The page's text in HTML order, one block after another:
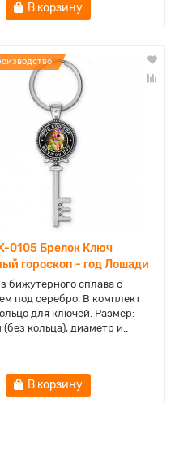
В корзину
0105 Брелок Ключ
гороскоп - год Лошади
бижутерного сплава с
под серебро. В комплект
для ключей. Размер:
кольца), диаметр и..
В корзину